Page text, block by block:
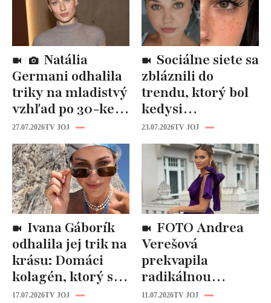
Germani odhalila
triky na mladistvý
vzhľad po 30-ke:
Fungujú lepšie
než drahá
kozmetika
27.07.2026TV JOJ
zbláznili do
trendu, ktorý bol
kedysi
katastrofou:
„Mušie nohy“ sú
späť!
23.07.2026TV JOJ
odhalila jej trik na
krásu: Domáci
kolagén, ktorý si
zvládnete
17.07.2026TV JOJ
Verešová
prekvapila
radikálnou
zmenou účesu: Je
11.07.2026TV JOJ